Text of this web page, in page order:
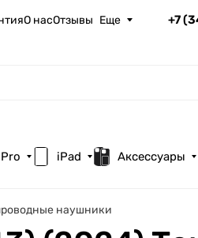
О насОтзывы Еще +7
iPad Аксессуары
наушники